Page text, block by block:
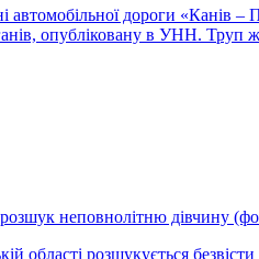
автомобільної дороги «Канів
опубліковану в УНН. Труп
неповнолітню дівчину
області розшукується